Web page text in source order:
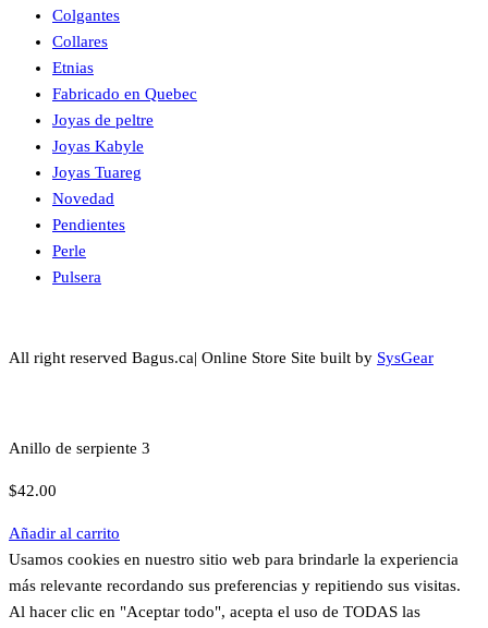
Colgantes
Collares
Etnias
Fabricado en Quebec
Joyas de peltre
Joyas Kabyle
Joyas Tuareg
Novedad
Pendientes
Perle
Pulsera
All right reserved Bagus.ca| Online Store Site built by SysGear
Anillo de serpiente 3
$42.00
Añadir al carrito
Usamos cookies en nuestro sitio web para brindarle la experiencia
más relevante recordando sus preferencias y repitiendo sus visitas.
Al hacer clic en "Aceptar todo", acepta el uso de TODAS las